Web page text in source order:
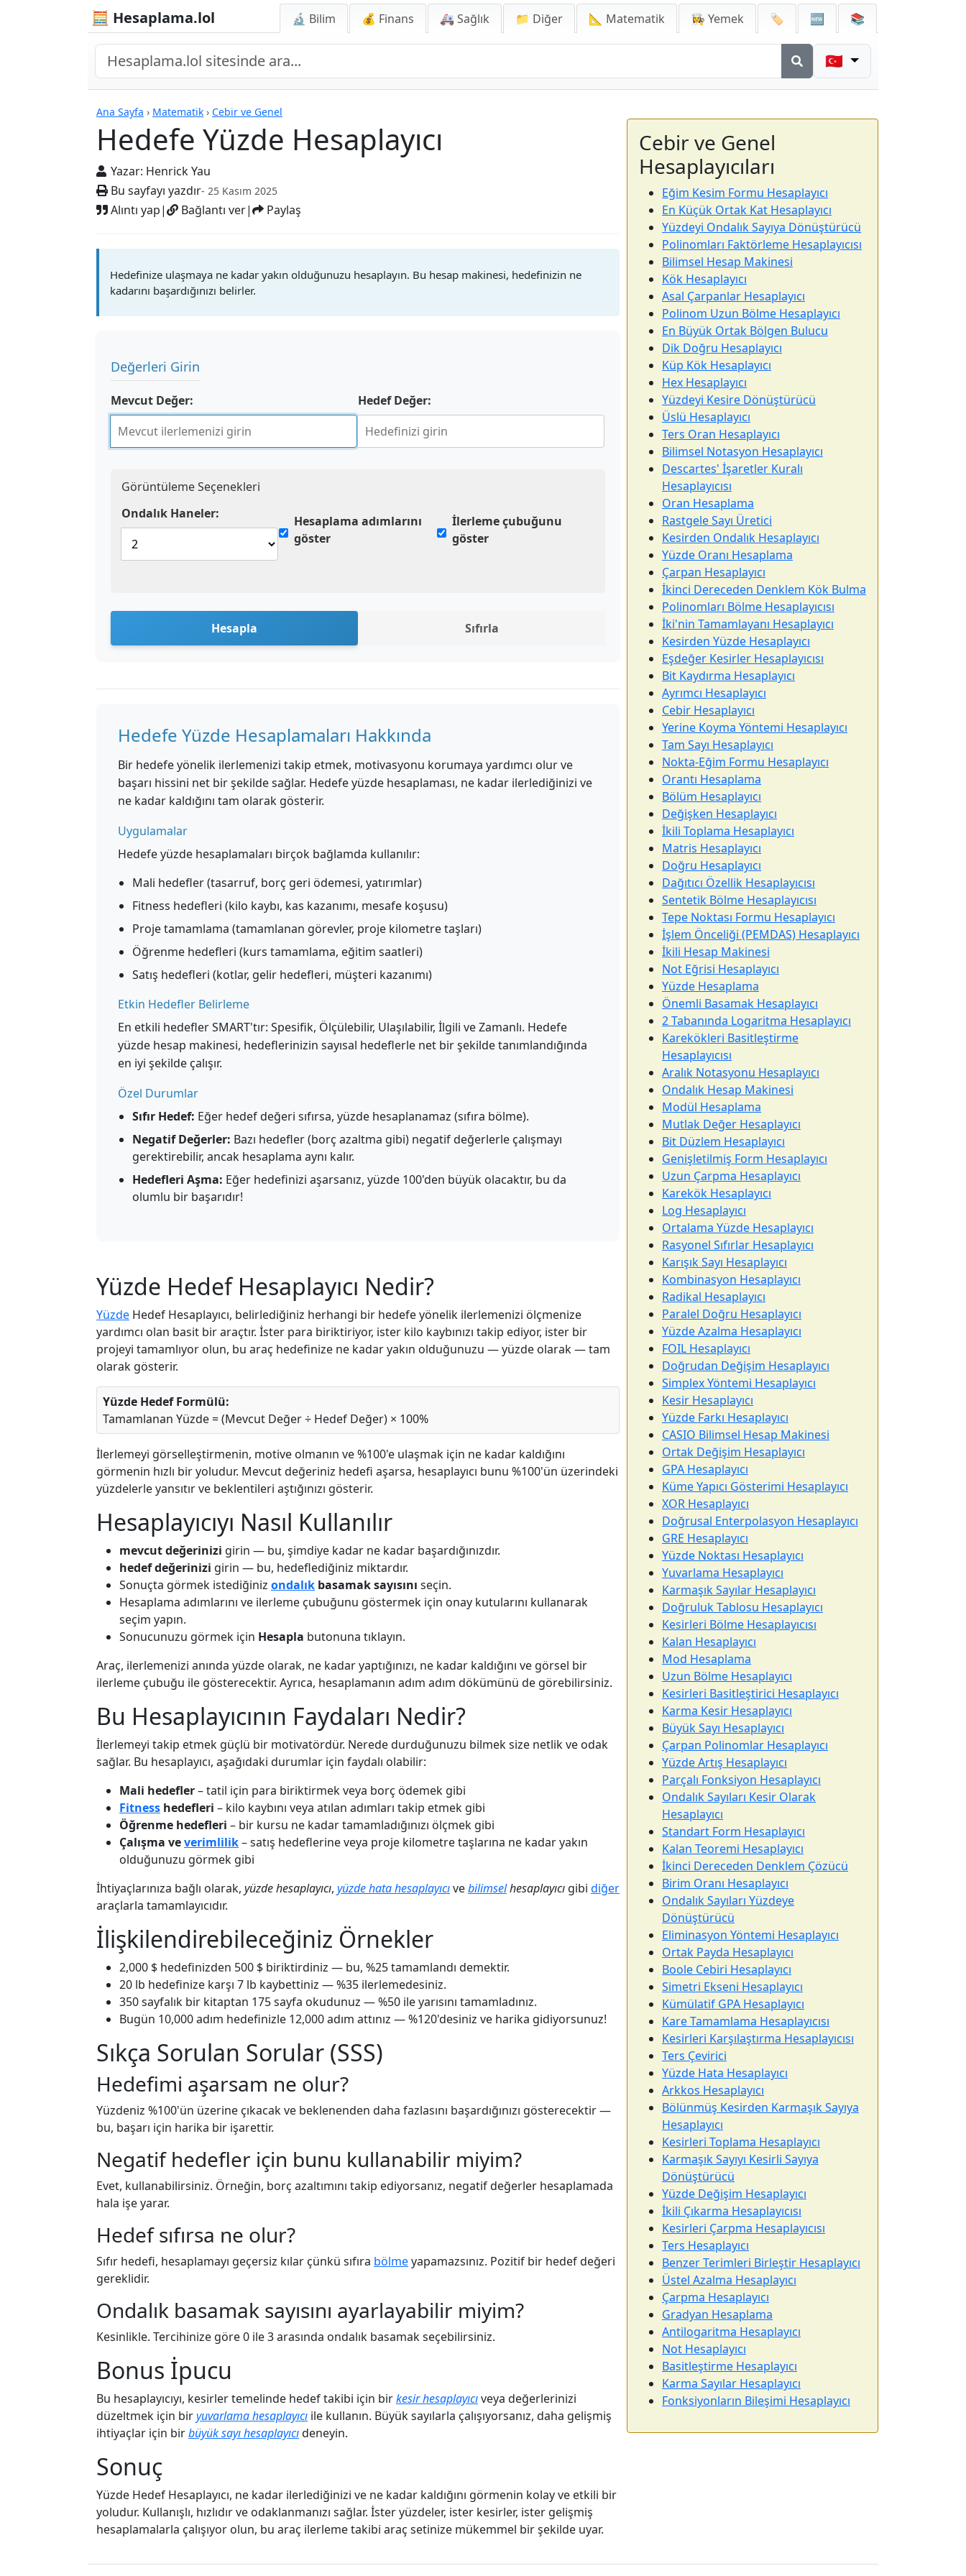
🧮 Hesaplama.lol 🔬 Bilim 💰 Finans 🚑 Sağlık 📁 Diğer 📐 Matematik 👩‍🍳 Yemek 🏷️ 🆕 📚
🇹🇷
Ana Sayfa › Matematik › Cebir ve Genel
Hedefe Yüzde Hesaplayıcı
Yazar: Henrick Yau
Bu sayfayı yazdır- 25 Kasım 2025
Alıntı yap| Bağlantı ver| Paylaş
Hesap Makineleri
Hedefinize ulaşmaya ne kadar yakın olduğunuzu hesaplayın. Bu hesap makinesi, hedefinizin ne
kadarını başardığınızı belirler.
Değerleri Girin
Mevcut Değer: Hedef Değer:
Görüntüleme Seçenekleri
Ondalık Haneler:
Hesaplama adımlarını
göster
İlerleme çubuğunu
göster
Hesapla Sıfırla
Hedefe Yüzde Hesaplamaları Hakkında
Bir hedefe yönelik ilerlemenizi takip etmek, motivasyonu korumaya yardımcı olur ve
başarı hissini net bir şekilde sağlar. Hedefe yüzde hesaplaması, ne kadar ilerlediğinizi ve
ne kadar kaldığını tam olarak gösterir.
Uygulamalar
Hedefe yüzde hesaplamaları birçok bağlamda kullanılır:
Mali hedefler (tasarruf, borç geri ödemesi, yatırımlar)
Fitness hedefleri (kilo kaybı, kas kazanımı, mesafe koşusu)
Proje tamamlama (tamamlanan görevler, proje kilometre taşları)
Öğrenme hedefleri (kurs tamamlama, eğitim saatleri)
Satış hedefleri (kotlar, gelir hedefleri, müşteri kazanımı)
Etkin Hedefler Belirleme
En etkili hedefler SMART'tır: Spesifik, Ölçülebilir, Ulaşılabilir, İlgili ve Zamanlı. Hedefe
yüzde hesap makinesi, hedeflerinizin sayısal hedeflerle net bir şekilde tanımlandığında
en iyi şekilde çalışır.
Özel Durumlar
Sıfır Hedef: Eğer hedef değeri sıfırsa, yüzde hesaplanamaz (sıfıra bölme).
Negatif Değerler: Bazı hedefler (borç azaltma gibi) negatif değerlerle çalışmayı
gerektirebilir, ancak hesaplama aynı kalır.
Hedefleri Aşma: Eğer hedefinizi aşarsanız, yüzde 100'den büyük olacaktır, bu da
olumlu bir başarıdır!
Yüzde Hedef Hesaplayıcı Nedir?
Yüzde Hedef Hesaplayıcı, belirlediğiniz herhangi bir hedefe yönelik ilerlemenizi ölçmenize
yardımcı olan basit bir araçtır. İster para biriktiriyor, ister kilo kaybınızı takip ediyor, ister bir
projeyi tamamlıyor olun, bu araç hedefinize ne kadar yakın olduğunuzu — yüzde olarak — tam
olarak gösterir.
Yüzde Hedef Formülü:
Tamamlanan Yüzde = (Mevcut Değer ÷ Hedef Değer) × 100%
İlerlemeyi görselleştirmenin, motive olmanın ve %100'e ulaşmak için ne kadar kaldığını
görmenin hızlı bir yoludur. Mevcut değeriniz hedefi aşarsa, hesaplayıcı bunu %100'ün üzerindeki
yüzdelerle yansıtır ve beklentileri aştığınızı gösterir.
Hesaplayıcıyı Nasıl Kullanılır
mevcut değerinizi girin — bu, şimdiye kadar ne kadar başardığınızdır.
hedef değerinizi girin — bu, hedeflediğiniz miktardır.
Sonuçta görmek istediğiniz ondalık basamak sayısını seçin.
Hesaplama adımlarını ve ilerleme çubuğunu göstermek için onay kutularını kullanarak
seçim yapın.
Sonucunuzu görmek için Hesapla butonuna tıklayın.
Araç, ilerlemenizi anında yüzde olarak, ne kadar yaptığınızı, ne kadar kaldığını ve görsel bir
ilerleme çubuğu ile gösterecektir. Ayrıca, hesaplamanın adım adım dökümünü de görebilirsiniz.
Bu Hesaplayıcının Faydaları Nedir?
İlerlemeyi takip etmek güçlü bir motivatördür. Nerede durduğunuzu bilmek size netlik ve odak
sağlar. Bu hesaplayıcı, aşağıdaki durumlar için faydalı olabilir:
Mali hedefler– tatil için para biriktirmek veya borç ödemek gibi
Fitness hedefleri – kilo kaybını veya atılan adımları takip etmek gibi
Öğrenme hedefleri – bir kursu ne kadar tamamladığınızı ölçmek gibi
Çalışma veverimlilik– satış hedeflerine veya proje kilometre taşlarına ne kadar yakın
olduğunuzu görmek gibi
İhtiyaçlarınıza bağlı olarak, yüzde hesaplayıcı, yüzde hata hesaplayıcıvebilimselhesaplayıcı gibi diğer
araçlarla tamamlayıcıdır.
İlişkilendirebileceğiniz Örnekler
2,000 $ hedefinizden 500 $ biriktirdiniz — bu, %25 tamamlandı demektir.
20 lb hedefinize karşı 7 lb kaybettiniz — %35 ilerlemedesiniz.
350 sayfalık bir kitaptan 175 sayfa okudunuz — %50 ile yarısını tamamladınız.
Bugün 10,000 adım hedefinizle 12,000 adım attınız — %120'desiniz ve harika gidiyorsunuz!
Sıkça Sorulan Sorular (SSS)
Hedefimi aşarsam ne olur?
Yüzdeniz %100'ün üzerine çıkacak ve beklenenden daha fazlasını başardığınızı gösterecektir —
bu, başarı için harika bir işarettir.
Negatif hedefler için bunu kullanabilir miyim?
Evet, kullanabilirsiniz. Örneğin, borç azaltımını takip ediyorsanız, negatif değerler hesaplamada
hala işe yarar.
Hedef sıfırsa ne olur?
Sıfır hedefi, hesaplamayı geçersiz kılar çünkü sıfıra bölmeyapamazsınız. Pozitif bir hedef değeri
gereklidir.
Ondalık basamak sayısını ayarlayabilir miyim?
Kesinlikle. Tercihinize göre 0 ile 3 arasında ondalık basamak seçebilirsiniz.
Bonus İpucu
Bu hesaplayıcıyı, kesirler temelinde hedef takibi için birkesir hesaplayıcıveya değerlerinizi
düzeltmek için biryuvarlama hesaplayıcı ile kullanın. Büyük sayılarla çalışıyorsanız, daha gelişmiş
ihtiyaçlar için birbüyük sayı hesaplayıcıdeneyin.
Sonuç
Yüzde Hedef Hesaplayıcı, ne kadar ilerlediğinizi ve ne kadar kaldığını görmenin kolay ve etkili bir
yoludur. Kullanışlı, hızlıdır ve odaklanmanızı sağlar. İster yüzdeler, ister kesirler, ister gelişmiş
hesaplamalarla çalışıyor olun, bu araç ilerleme takibi araç setinize mükemmel bir şekilde uyar.
Cebir ve Genel
Hesaplayıcıları
Eğim Kesim Formu Hesaplayıcı
En Küçük Ortak Kat Hesaplayıcı
Yüzdeyi Ondalık Sayıya Dönüştürücü
Polinomları Faktörleme Hesaplayıcısı
Bilimsel Hesap Makinesi
Kök Hesaplayıcı
Asal Çarpanlar Hesaplayıcı
Polinom Uzun Bölme Hesaplayıcı
En Büyük Ortak Bölgen Bulucu
Dik Doğru Hesaplayıcı
Küp Kök Hesaplayıcı
Hex Hesaplayıcı
Yüzdeyi Kesire Dönüştürücü
Üslü Hesaplayıcı
Ters Oran Hesaplayıcı
Bilimsel Notasyon Hesaplayıcı
Descartes' İşaretler Kuralı
Hesaplayıcısı
Oran Hesaplama
Rastgele Sayı Üretici
Kesirden Ondalık Hesaplayıcı
Yüzde Oranı Hesaplama
Çarpan Hesaplayıcı
İkinci Dereceden Denklem Kök Bulma
Polinomları Bölme Hesaplayıcısı
İki'nin Tamamlayanı Hesaplayıcı
Kesirden Yüzde Hesaplayıcı
Eşdeğer Kesirler Hesaplayıcısı
Bit Kaydırma Hesaplayıcı
Ayrımcı Hesaplayıcı
Cebir Hesaplayıcı
Yerine Koyma Yöntemi Hesaplayıcı
Tam Sayı Hesaplayıcı
Nokta-Eğim Formu Hesaplayıcı
Orantı Hesaplama
Bölüm Hesaplayıcı
Değişken Hesaplayıcı
İkili Toplama Hesaplayıcı
Matris Hesaplayıcı
Doğru Hesaplayıcı
Dağıtıcı Özellik Hesaplayıcısı
Sentetik Bölme Hesaplayıcısı
Tepe Noktası Formu Hesaplayıcı
İşlem Önceliği (PEMDAS) Hesaplayıcı
İkili Hesap Makinesi
Not Eğrisi Hesaplayıcı
Yüzde Hesaplama
Önemli Basamak Hesaplayıcı
2 Tabanında Logaritma Hesaplayıcı
Karekökleri Basitleştirme
Hesaplayıcısı
Aralık Notasyonu Hesaplayıcı
Ondalık Hesap Makinesi
Modül Hesaplama
Mutlak Değer Hesaplayıcı
Bit Düzlem Hesaplayıcı
Genişletilmiş Form Hesaplayıcı
Uzun Çarpma Hesaplayıcı
Karekök Hesaplayıcı
Log Hesaplayıcı
Ortalama Yüzde Hesaplayıcı
Rasyonel Sıfırlar Hesaplayıcı
Karışık Sayı Hesaplayıcı
Kombinasyon Hesaplayıcı
Radikal Hesaplayıcı
Paralel Doğru Hesaplayıcı
Yüzde Azalma Hesaplayıcı
FOIL Hesaplayıcı
Doğrudan Değişim Hesaplayıcı
Simplex Yöntemi Hesaplayıcı
Kesir Hesaplayıcı
Yüzde Farkı Hesaplayıcı
CASIO Bilimsel Hesap Makinesi
Ortak Değişim Hesaplayıcı
GPA Hesaplayıcı
Küme Yapıcı Gösterimi Hesaplayıcı
XOR Hesaplayıcı
Doğrusal Enterpolasyon Hesaplayıcı
GRE Hesaplayıcı
Yüzde Noktası Hesaplayıcı
Yuvarlama Hesaplayıcı
Karmaşık Sayılar Hesaplayıcı
Doğruluk Tablosu Hesaplayıcı
Kesirleri Bölme Hesaplayıcısı
Kalan Hesaplayıcı
Mod Hesaplama
Uzun Bölme Hesaplayıcı
Kesirleri Basitleştirici Hesaplayıcı
Karma Kesir Hesaplayıcı
Büyük Sayı Hesaplayıcı
Çarpan Polinomlar Hesaplayıcı
Yüzde Artış Hesaplayıcı
Parçalı Fonksiyon Hesaplayıcı
Ondalık Sayıları Kesir Olarak
Hesaplayıcı
Standart Form Hesaplayıcı
Kalan Teoremi Hesaplayıcı
İkinci Dereceden Denklem Çözücü
Birim Oranı Hesaplayıcı
Ondalık Sayıları Yüzdeye
Dönüştürücü
Eliminasyon Yöntemi Hesaplayıcı
Ortak Payda Hesaplayıcı
Boole Cebiri Hesaplayıcı
Simetri Ekseni Hesaplayıcı
Kümülatif GPA Hesaplayıcı
Kare Tamamlama Hesaplayıcısı
Kesirleri Karşılaştırma Hesaplayıcısı
Ters Çevirici
Yüzde Hata Hesaplayıcı
Arkkos Hesaplayıcı
Bölünmüş Kesirden Karmaşık Sayıya
Hesaplayıcı
Kesirleri Toplama Hesaplayıcı
Karmaşık Sayıyı Kesirli Sayıya
Dönüştürücü
Yüzde Değişim Hesaplayıcı
İkili Çıkarma Hesaplayıcısı
Kesirleri Çarpma Hesaplayıcısı
Ters Hesaplayıcı
Benzer Terimleri Birleştir Hesaplayıcı
Üstel Azalma Hesaplayıcı
Çarpma Hesaplayıcı
Gradyan Hesaplama
Antilogaritma Hesaplayıcı
Not Hesaplayıcı
Basitleştirme Hesaplayıcı
Karma Sayılar Hesaplayıcı
Fonksiyonların Bileşimi Hesaplayıcı